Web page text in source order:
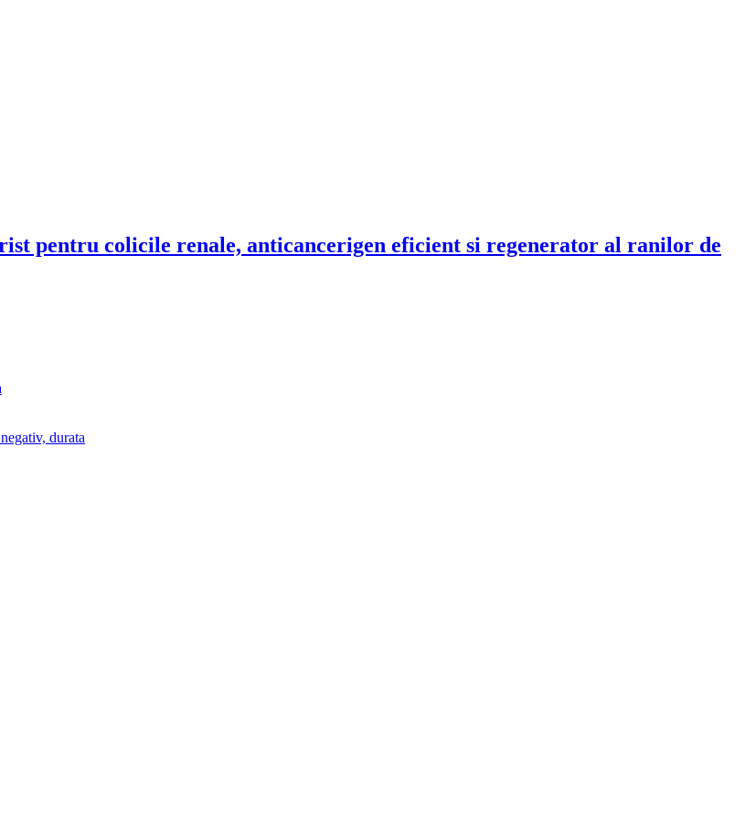
pentru colicile renale, anticancerigen eficient si regenerator al ranilor de
durata